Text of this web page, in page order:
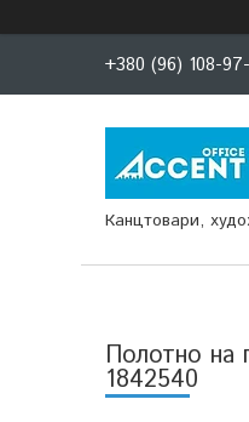
+380 (96) 108-
Канцтовари,
Полотно на
1842540